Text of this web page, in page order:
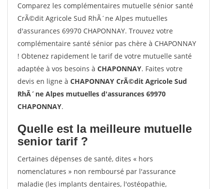
Comparez les complémentaires mutuelle sénior santé
CrÃ©dit Agricole Sud RhÃ´ne Alpes mutuelles
d'assurances 69970 CHAPONNAY. Trouvez votre
complémentaire santé sénior pas chère à CHAPONNAY
! Obtenez rapidement le tarif de votre mutuelle santé
adaptée à vos besoins à CHAPONNAY. Faites votre
devis en ligne à CHAPONNAY CrÃ©dit Agricole Sud
RhÃ´ne Alpes mutuelles d'assurances 69970
CHAPONNAY.
Quelle est la meilleure mutuelle
senior tarif ?
Certaines dépenses de santé, dites « hors
nomenclatures » non remboursé par l'assurance
maladie (les implants dentaires, l'ostéopathie,